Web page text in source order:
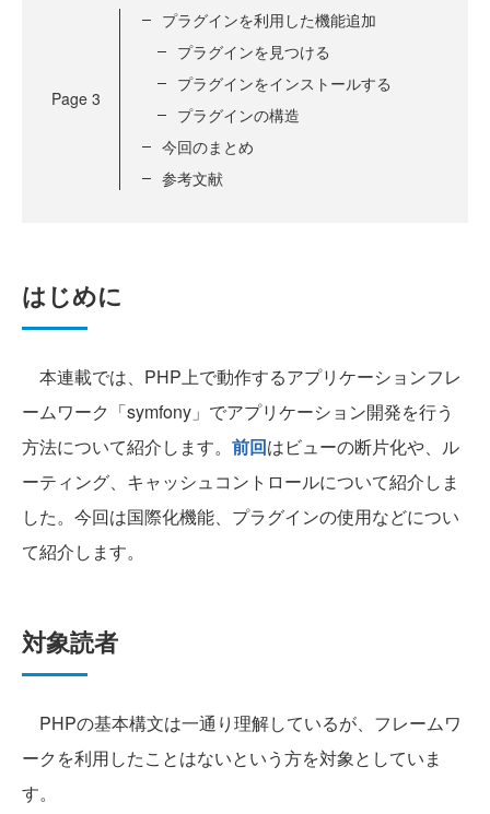
Page 3
プラグインを利用した機能追加
プラグインを見つける
プラグインをインストールする
プラグインの構造
今回のまとめ
参考文献
はじめに
本連載では、PHP上で動作するアプリケーションフレ
ームワーク「symfony」でアプリケーション開発を行う
方法について紹介します。 前回はビューの断片化や、ル
ーティング、キャッシュコントロールについて紹介しま
した。今回は国際化機能、プラグインの使用などについ
て紹介します。
対象読者
PHPの基本構文は一通り理解しているが、フレームワ
ークを利用したことはないという方を対象としていま
す。